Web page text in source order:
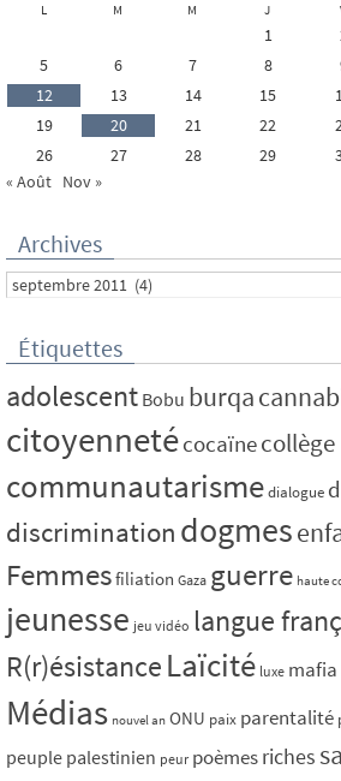
L M M J
1
5
6 7 8
12
13 14 15
19
20 21 22
26
27 28 29
« Août Nov »
Archives
Archives
Étiquettes
adolescent Bobu burqa
citoyennetécocaïnecollège
communautarismedialogue
discrimination dogmes
Femmesfiliation Gaza guerre haute
jeunesse jeu vidéo langue
R(r)ésistanceLaïcité luxe mafia
Médias nouvel an ONU paix parentalité
peuple palestinien peur poèmesriches